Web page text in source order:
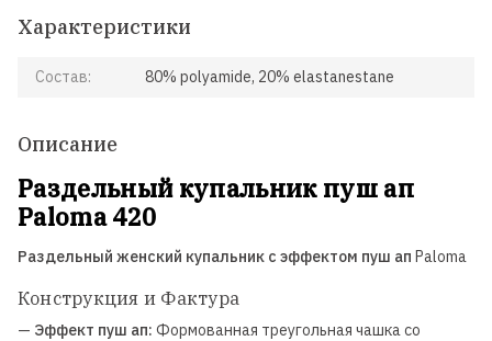
Характеристики
Состав: 80% polyamide, 20% elastanestane
Описание
Раздельный купальник пуш ап
Paloma 420
Раздельный женский купальник с эффектом пуш ап Paloma
Конструкция и Фактура
— Эффект пуш ап: Формованная треугольная чашка со